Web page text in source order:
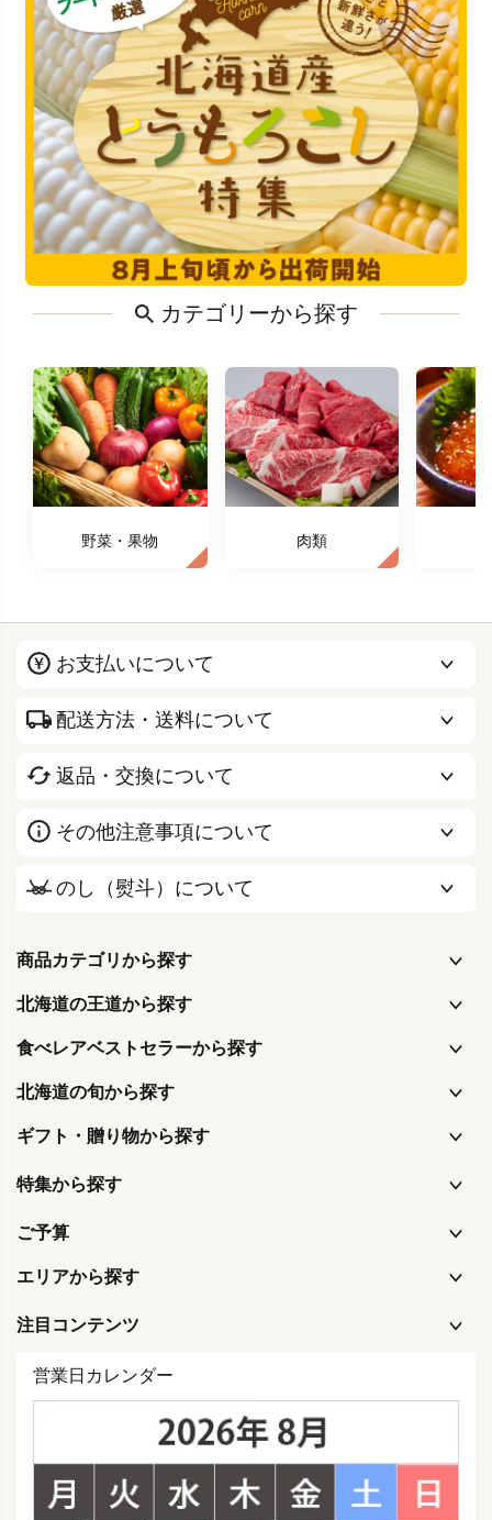
カテゴリーから探す
野菜・果物 肉類
お支払いについて
配送方法・送料について
返品・交換について
その他注意事項について
のし（熨斗）について
商品カテゴリから探す
北海道の王道から探す
食べレアベストセラーから探す
北海道の旬から探す
ギフト・贈り物から探す
特集から探す
ご予算
エリアから探す
注目コンテンツ
営業日カレンダー